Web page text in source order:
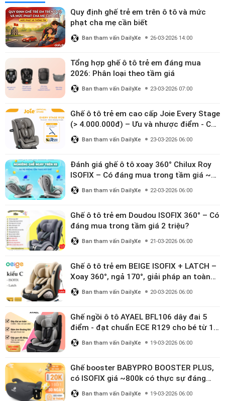
Quy định ghế trẻ em trên ô tô và mức
phạt cha mẹ cần biết
Ban tham vấn DailyXe 26-03-2026 14:00
Tổng hợp ghế ô tô trẻ em đáng mua
2026: Phân loại theo tầm giá
Ban tham vấn DailyXe 23-03-2026 07:00
Ghế ô tô trẻ em cao cấp Joie Every Stage
(> 4.000.000đ) – Ưu và nhược điểm - Có
đáng đầu tư cho bé từ 0–12 tuổi?
Ban tham vấn DailyXe 23-03-2026 06:00
Đánh giá ghế ô tô xoay 360° Chilux Roy
ISOFIX – Có đáng mua trong tầm giá ~3
triệu
Ban tham vấn DailyXe 22-03-2026 06:00
Ghế ô tô trẻ em Doudou ISOFIX 360° – Có
đáng mua trong tầm giá 2 triệu?
Ban tham vấn DailyXe 21-03-2026 06:00
Ghế ô tô trẻ em BEIGE ISOFIX + LATCH –
Xoay 360°, ngả 170°, giải pháp an toàn
linh hoạt cho bé 0–10 tuổi
Ban tham vấn DailyXe 20-03-2026 06:00
Ghế ngồi ô tô AYAEL BFL106 dây đai 5
điểm - đạt chuẩn ECE R129 cho bé từ 1–
10 tuổi
Ban tham vấn DailyXe 19-03-2026 06:00
Ghế booster BABYPRO BOOSTER PLUS,
có ISOFIX giá ~800k có thực sự đáng
mua?
Ban tham vấn DailyXe 19-03-2026 06:00